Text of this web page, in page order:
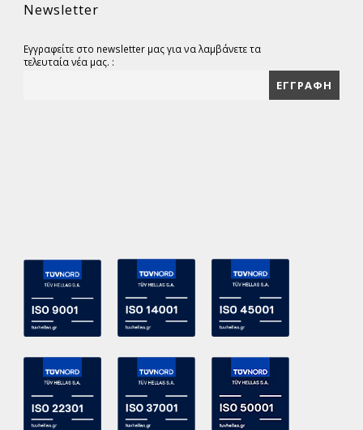
Newsletter
Εγγραφείτε στο newsletter μας για να λαμβάνετε τα
τελευταία νέα μας. :